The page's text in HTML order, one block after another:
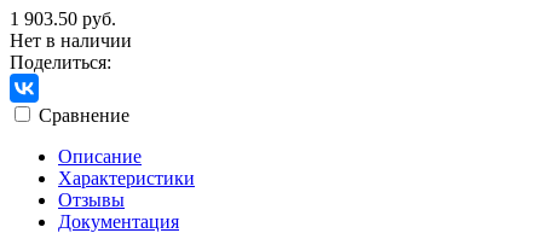
1 903.50 руб.
Нет в наличии
Поделиться:
Сравнение
Описание
Характеристики
Отзывы
Документация